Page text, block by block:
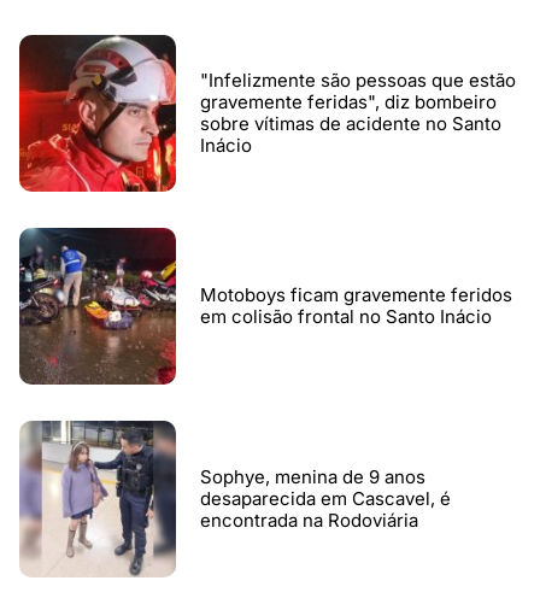
"Infelizmente são pessoas que estão
gravemente feridas", diz bombeiro
sobre vítimas de acidente no Santo
Inácio
Motoboys ficam gravemente feridos
em colisão frontal no Santo Inácio
Sophye, menina de 9 anos
desaparecida em Cascavel, é
encontrada na Rodoviária